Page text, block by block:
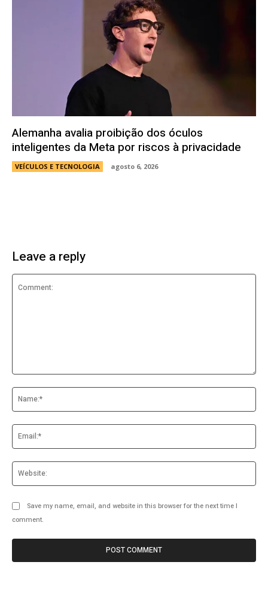
Alemanha avalia proibição dos óculos
inteligentes da Meta por riscos à privacidade
VEÍCULOS E TECNOLOGIA agosto 6, 2026
Leave a reply
Save my name, email, and website in this browser for the next time I
comment.